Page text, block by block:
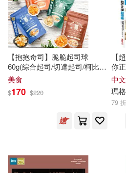
趙偉竣(13)
銀千羽(13) 陝西省
韓靜慧(13)
（德）赫爾曼·黑塞(13)
（法）勒內·戈西尼(13)
（美）弗蘭克.鮑姆(13)
山東大學出版社(75)
MIRARE(74)
上海社會科學院出版社(73)
慕客館(73)
【抱抱奇司】脆脆起司球
60g(綜合起司/切達起司/柯比傑
克/莫札瑞拉) -切達起司
美食
$170 $220
【
你
科
瘦
中
79 折